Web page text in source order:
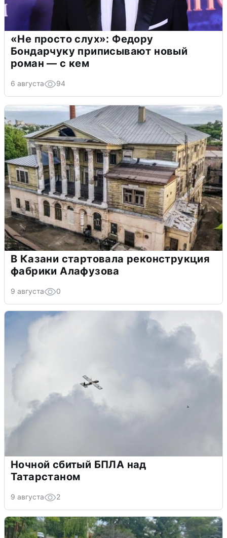
«Не просто слух»: Федору
Бондарчуку приписывают новый
роман — с кем
6 августа 94
В Казани стартовала реконструкция
фабрики Алафузова
9 августа 0
Ночной сбитый БПЛА над
Татарстаном
9 августа 2